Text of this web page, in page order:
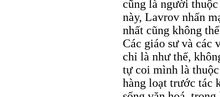
cũng là người
này, Lavrov nhấn
nhất cũng không
Các giáo sư và các
chỉ là như thế,
tự coi mình là
hàng loạt trước tác